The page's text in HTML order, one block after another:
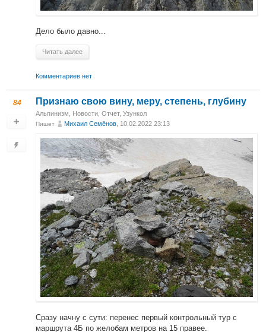
Дело было давно...
Читать далее
Комментариев нет
84 Признаю свою вину, меру, степень, глубину
Альпинизм Новости Отчет, Узункол
Пишет Михаил Cемёнов , 10.02.2022 23:13
Сразу начну с сути: перенес первый контрольный тур с
маршрута 4Б по желобам метров на 15 правее.